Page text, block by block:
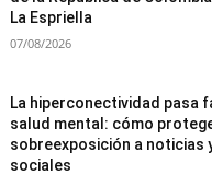
La Espriella
07/08/2026
La hiperconectividad pasa
salud mental: cómo
sobreexposición a noticias
sociales